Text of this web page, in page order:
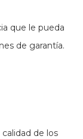
que le pueda
de garantía.
de los